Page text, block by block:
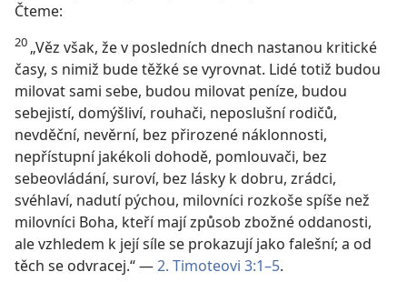
Čteme:
20 „Věz však, že v posledních dnech nastanou kritické
časy, s nimiž bude těžké se vyrovnat. Lidé totiž budou
milovat sami sebe, budou milovat peníze, budou
sebejistí, domýšliví, rouhači, neposlušní rodičů,
nevděční, nevěrní, bez přirozené náklonnosti,
nepřístupní jakékoli dohodě, pomlouvači, bez
sebeovládání, suroví, bez lásky k dobru, zrádci,
svéhlaví, nadutí pýchou, milovníci rozkoše spíše než
milovníci Boha, kteří mají způsob zbožné oddanosti,
ale vzhledem k její síle se prokazují jako falešní; a od
těch se odvracej.“ —2. Timoteovi 3:1–5.